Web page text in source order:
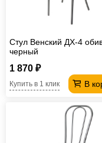
Стул Венский ДХ-4
черный
1 870 ₽
В
Купить в 1 клик